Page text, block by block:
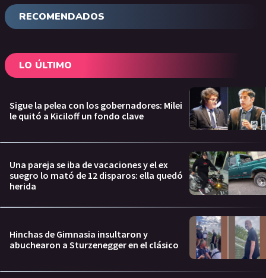
RECOMENDADOS
LO ÚLTIMO
Sigue la pelea con los gobernadores: Milei
le quitó a Kiciloff un fondo clave
Una pareja se iba de vacaciones y el ex
suegro lo mató de 12 disparos: ella quedó
herida
Hinchas de Gimnasia insultaron y
abuchearon a Sturzenegger en el clásico